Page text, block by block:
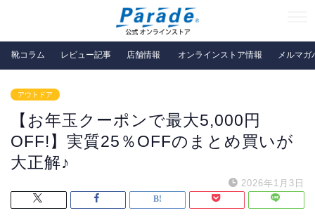
靴コラム レビュー記事 店舗情報 オンラインストア情報 メルマガ
アウトドア
【お年玉クーポンで最大5,000円
OFF!】実質25％OFFのまとめ買いが
大正解♪
2026年1月3日